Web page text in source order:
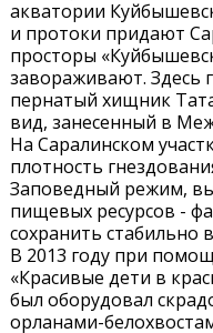
акватории
и протоки придают
просторы
завораживают. Здесь
пернатый хищник
вид, занесенный в
На Саралинском
плотность
Заповедный режим,
пищевых ресурсов -
сохранить стабильно
В 2013 году при
«Красивые дети в
был оборудовал
орланами-